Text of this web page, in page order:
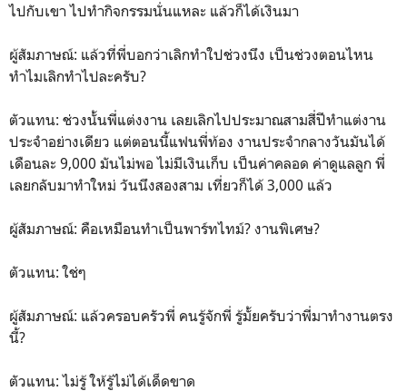
ไปกับเขา ไปทำกิจกรรมนั่นแหละ แล้วก็ได้เงินมา
ผู้สัมภาษณ์: แล้วที่พี่บอกว่าเลิกทำใปช่วงนึง เป็นช่วงตอนไหน
ทำไมเลิกทำไปละครับ?
ตัวแทน: ช่วงนั้นพี่แต่งงาน เลยเลิกไปประมาณสามสี่ปีทำแต่งาน
ประจำอย่างเดียว แต่ตอนนี้แฟนพี่ท้อง งานประจำกลางวันมันได้
เดือนละ 9,000 มันไม่พอ ไม่มีเงินเก็บ เป็นค่าคลอด ค่าดูแลลูก พี่
เลยกลับมาทำใหม่ วันนึงสองสาม เที่ยวก็ได้ 3,000 แล้ว
ผู้สัมภาษณ์: คือเหมือนทำเป็นพาร์ทไทม์? งานพิเศษ?
ตัวแทน: ใช่ๆ
ผู้สัมภาษณ์: แล้วครอบครัวพี่ คนรู้จักพี่ รู้มั้ยครับว่าพี่มาทำงานตรง
นี้?
ตัวแทน: ไม่รู้ ให้รู้ไม่ได้เด็ดขาด